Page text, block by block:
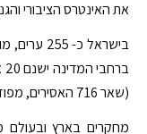
את האינטרס הציבורי
(שאר 716 האסירים, מפוזרים בכ- 182 ישובים נוספים ברחבי המדינה).
מחקרים בארץ ובעולם